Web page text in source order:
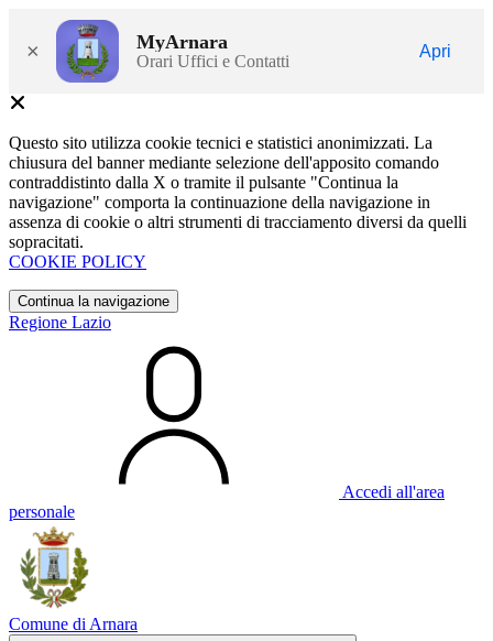
× MyArnara
Orari Uffici e Contatti
Apri
Questo sito utilizza cookie tecnici e statistici anonimizzati. La
chiusura del banner mediante selezione dell'apposito comando
contraddistinto dalla X o tramite il pulsante "Continua la
navigazione" comporta la continuazione della navigazione in
assenza di cookie o altri strumenti di tracciamento diversi da quelli
sopracitati.
COOKIE POLICY
Continua la navigazione
Regione Lazio
Accedi all'area
personale
Comune di Arnara